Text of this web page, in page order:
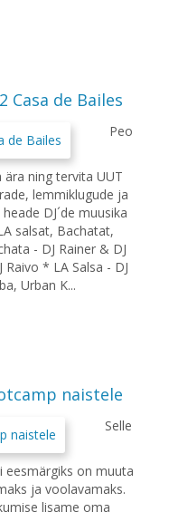
Casa de Bailes
Peo
ära ning tervita UUT
lemmiklugude ja
DJ´de muusika
salsat, Bachatat,
- DJ Rainer & DJ
Raivo * LA Salsa - DJ
Urban K...
naistele
Selle
eesmärgiks on muuta
ja voolavamaks.
lisame oma